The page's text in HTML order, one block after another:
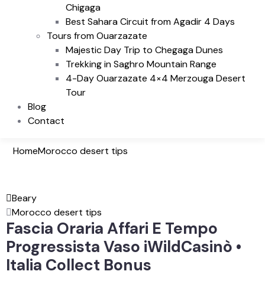
Chigaga
Best Sahara Circuit from Agadir 4 Days
Tours from Ouarzazate
Majestic Day Trip to Chegaga Dunes
Trekking in Saghro Mountain Range
4-Day Ouarzazate 4×4 Merzouga Desert
Tour
Blog
Contact
HomeMorocco desert tips
Beary
Morocco desert tips
Fascia Oraria Affari E Tempo
Progressista Vaso iWildCasinò •
Italia Collect Bonus